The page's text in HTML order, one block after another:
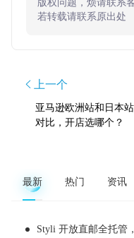
版权问题，烦请联系
若转载请联系原出处
上一个
亚马逊欧洲站和日本站
对比，开店选哪个？
最新 热门 资讯
Styli 开放直邮全托管